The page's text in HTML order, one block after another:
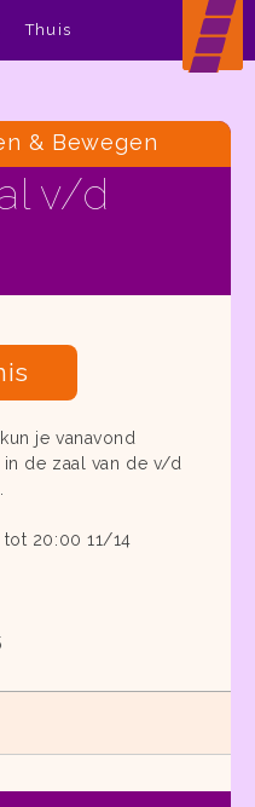
v/d
& Bewegen
je vanavond
in de zaal van de v/d
tot 20:00 11/14
Thuis